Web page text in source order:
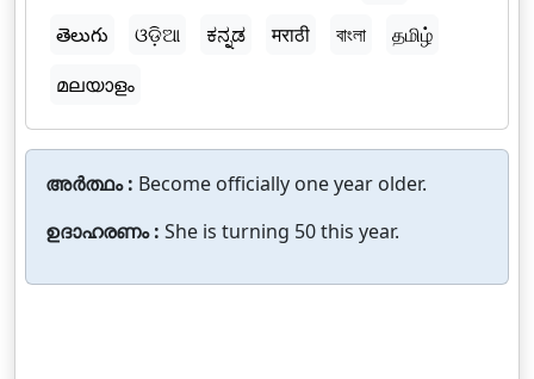
తెలుగు
ଓଡ଼ିଆ ಕನ್ನಡ मराठी বাংলা
தமிழ்
മലയാളം
അർത്ഥം : Become officially one year older.
ഉദാഹരണം : She is turning 50 this year.